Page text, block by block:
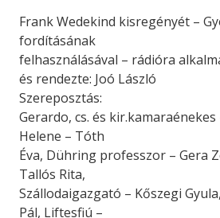
Frank Wedekind kisregényét –
fordításának
felhasználásával – rádióra
és rendezte: Joó László
Szereposztás:
Gerardo, cs. és
Helene – Tóth
Éva, Dühring professzor – Gera
Tallós Rita,
Szállodaigazgató – Kőszegi
Pál, Liftesfiú –